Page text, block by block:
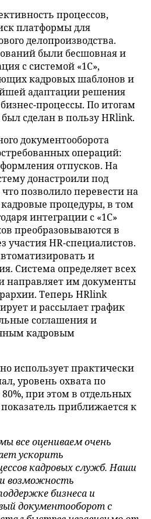
процессов,
платформы для
делопроизводства.
были бесшовная и
с системой «1C»,
кадровых шаблонов и
адаптации решения
процессы. По итогам
сделан в пользу HRlink.
документооборота
операций:
отпусков. На
донастроили под
позволило перевести на
процедуры, в том
интеграции с «1С»
преобразовываются в
участия HR-специалистов.
и
Система определяет всех
направляет им документы
Теперь HRlink
и рассылает график
соглашения и
кадровым
использует практически
уровень охвата по
при этом в отдельных
приближается к
все оцениваем очень
ускорить
кадровых служб. Наши
возможность
бизнеса и
документооборот с